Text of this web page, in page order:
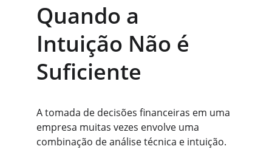
Quando a
Intuição Não é
Suficiente
A tomada de decisões financeiras em uma
empresa muitas vezes envolve uma
combinação de análise técnica e intuição.